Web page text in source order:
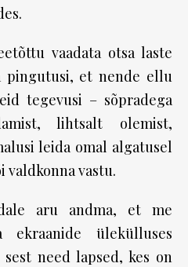
vaadata otsa laste
pingutusi, et nende ellu
tegevusi – sõpradega
lihtsalt olemist,
leida omal algatusel
valdkonna vastu.
aru andma, et me
ülekülluses
need lapsed, kes on